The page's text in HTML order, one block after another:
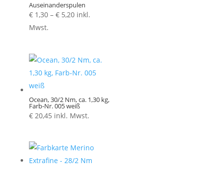
Auseinanderspulen
€1,30 – €5,20Preisspanne:
inkl.
Mwst.
Ocean, 30/2 Nm, ca. 1,30 kg,
Farb-Nr. 005 weiß
€20,45 inkl. Mwst.